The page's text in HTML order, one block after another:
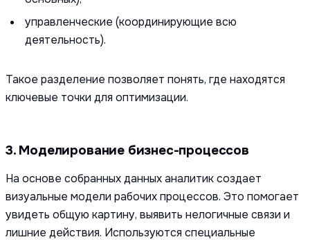
управленческие (координирующие всю
деятельность).
Такое разделение позволяет понять, где находятся
ключевые точки для оптимизации.
3. Моделирование бизнес-процессов
На основе собранных данных аналитик создает
визуальные модели рабочих процессов. Это помогает
увидеть общую картину, выявить нелогичные связи и
лишние действия. Используются специальные